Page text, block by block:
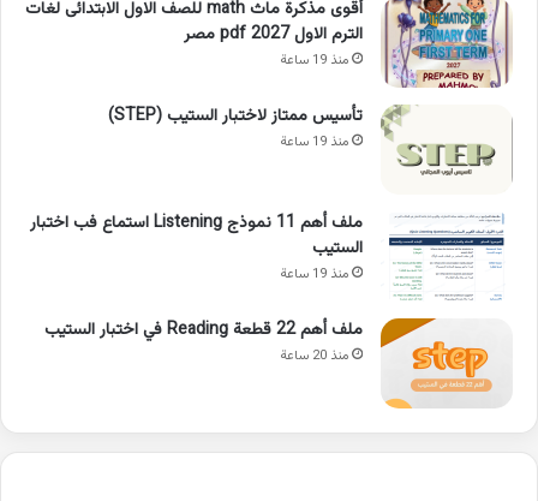
أقوى مذكرة ماث math للصف الاول الابتدائى لغات
الترم الاول pdf 2027 مصر
منذ 19 ساعة
تأسيس ممتاز لاختبار الستيب (STEP)
منذ 19 ساعة
ملف أهم 11 نموذج Listening استماع فب اختبار
الستيب
منذ 19 ساعة
ملف أهم 22 قطعة Reading في اختبار الستيب
منذ 20 ساعة